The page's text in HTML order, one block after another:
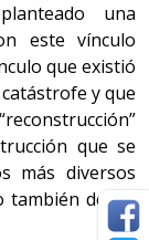
una
este vínculo
que existió
y que
que se
más diversos
también de las